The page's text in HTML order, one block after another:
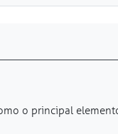
o principal